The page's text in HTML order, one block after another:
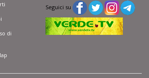
di
Seguici su